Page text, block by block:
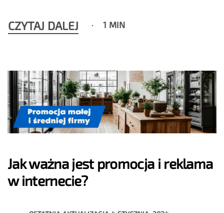
CZYTAJ DALEJ 1 MIN
Jak ważna jest promocja i reklama
w internecie?